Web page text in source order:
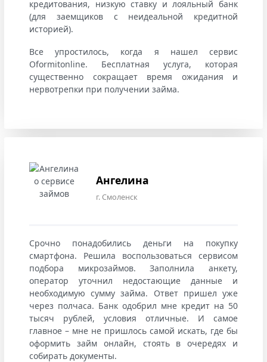
кредитования, низкую ставку и лояльный банк
(для заемщиков с неидеальной кредитной
историей).
Все упростилось, когда я нашел сервис
Oformitonline. Бесплатная услуга, которая
существенно сокращает время ожидания и
нервотрепки при получении займа.
Ангелина
г. Смоленск
Срочно понадобились деньги на покупку
смартфона. Решила воспользоваться сервисом
подбора микрозаймов. Заполнила анкету,
оператор уточнил недостающие данные и
необходимую сумму займа. Ответ пришел уже
через полчаса. Банк одобрил мне кредит на 50
тысяч рублей, условия отличные. И самое
главное – мне не пришлось самой искать, где бы
оформить займ онлайн, стоять в очередях и
собирать документы.